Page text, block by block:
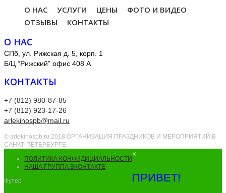
О НАС УСЛУГИ ЦЕНЫ
ФОТО И ВИДЕО
ОТЗЫВЫ
КОНТАКТЫ
О НАС
СПб, ул. Рижская д. 5, корп. 1
Б/Ц “Рижский” офис 408 А
КОНТАКТЫ
+7 (812) 980-87-85
+7 (812) 923-17-26
arlekinospb@mail.ru
© arlekinospb.ru 2018 ОРГАНИЗАЦИЯ ПРАЗДНИКОВ И МЕРОПРИЯТИЙ В
САНКТ-ПЕТЕРБУРГЕ.
ПОЛИТИКА КОНФИДИЦИАЛЬНОСТИ
НАША ГРУППА ВКОНТАКТЕ
Футер
×
ПРИВЕТ!